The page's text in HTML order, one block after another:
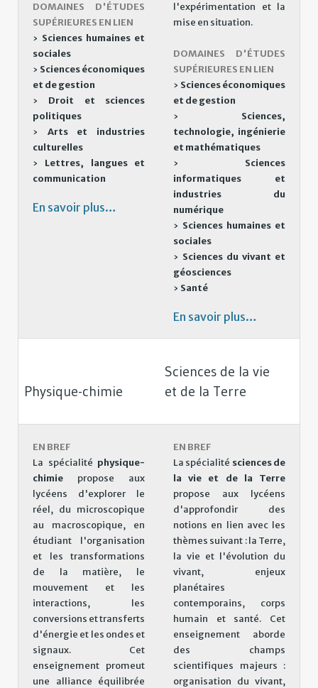
DOMAINES D'ÉTUDES
SUPÉRIEURES EN LIEN
› Sciences humaines et
sociales
› Sciences économiques
et de gestion
› Droit et sciences
politiques
› Arts et industries
culturelles
› Lettres, langues et
communication
En savoir plus…
l'expérimentation et la
mise en situation.
DOMAINES D'ÉTUDES
SUPÉRIEURES EN LIEN
› Sciences économiques
et de gestion
› Sciences,
technologie, ingénierie
et mathématiques
› Sciences
informatiques et
industries du
numérique
› Sciences humaines et
sociales
› Sciences du vivant et
géosciences
› Santé
En savoir plus…
Physique-chimie
Sciences de la vie
et de la Terre
EN BREF
La spécialité physique-
chimie propose aux
lycéens d'explorer le
réel, du microscopique
au macroscopique, en
étudiant l'organisation
et les transformations
de la matière, le
mouvement et les
interactions, les
conversions et transferts
d'énergie et les ondes et
signaux. Cet
enseignement promeut
une alliance équilibrée
EN BREF
La spécialité sciences de
la vie et de la Terre
propose aux lycéens
d'approfondir des
notions en lien avec les
thèmes suivant : la Terre,
la vie et l'évolution du
vivant, enjeux
planétaires
contemporains, corps
humain et santé. Cet
enseignement aborde
des champs
scientifiques majeurs :
organisation du vivant,